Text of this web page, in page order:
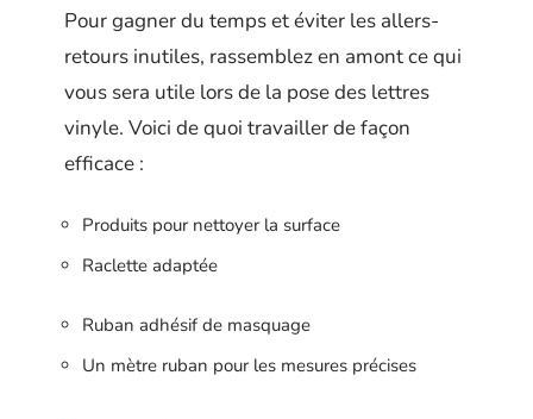
Pour gagner du temps et éviter les allers-
retours inutiles, rassemblez en amont ce qui
vous sera utile lors de la pose des lettres
vinyle. Voici de quoi travailler de façon
efficace :
Produits pour nettoyer la surface
Raclette adaptée
Ruban adhésif de masquage
Un mètre ruban pour les mesures précises